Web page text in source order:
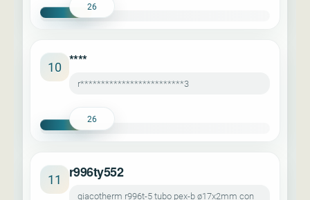
26
10 ****
r*************************3
26
11 r996ty552
giacotherm r996t-5 tubo pex-b ø17x2mm con